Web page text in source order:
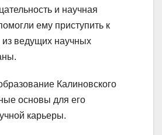
и научная
ему приступить к
ведущих научных
Калиновского
основы для его
карьеры.